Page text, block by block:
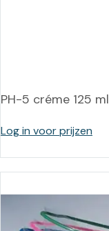
PH-5 créme 125 ml
Log in voor prijzen